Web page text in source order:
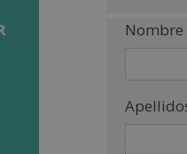
Nombre